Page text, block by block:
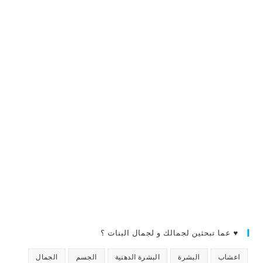
♥ عما تبحثين لجمالك و لجمال البنات ؟
اعشاب البشرة البشرة الدهنية الجسم الجمال